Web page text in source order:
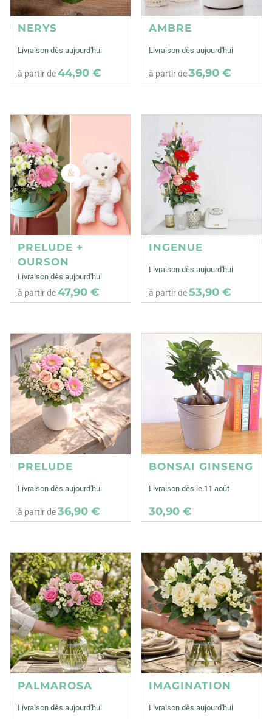
NERYS
Livraison dès aujourd'hui
à partir de44,90 €
AMBRE
Livraison dès aujourd'hui
à partir de36,90 €
PRELUDE +
OURSON
Livraison dès aujourd'hui
à partir de47,90 €
INGENUE
Livraison dès aujourd'hui
à partir de53,90 €
PRELUDE
Livraison dès aujourd'hui
à partir de36,90 €
BONSAI GINSENG
Livraison dès le 11 août
30,90 €
PALMAROSA
Livraison dès aujourd'hui
IMAGINATION
Livraison dès aujourd'hui